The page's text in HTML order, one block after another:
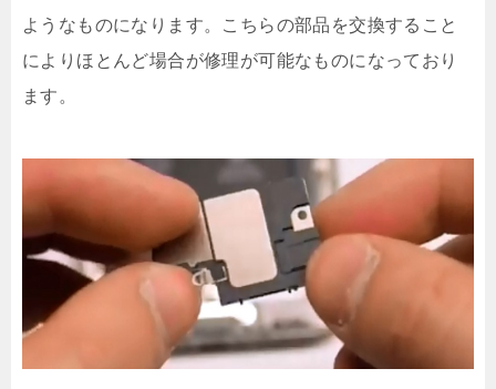
ようなものになります。こちらの部品を交換すること
によりほとんど場合が修理が可能なものになっており
ます。